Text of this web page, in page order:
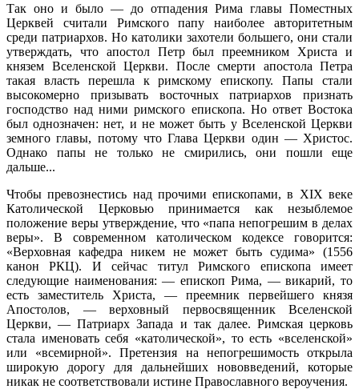
Так оно и было — до отпадения Рима главы Поместных
Церквей считали Римского папу наиболее авторитетным
среди патриархов. Но католики захотели большего, они стали
утверждать, что апостол Петр был преемником Христа и
князем Вселенской Церкви. После смерти апостола Петра
такая власть перешла к римскому епископу. Папы стали
высокомерно призывать восточных патриархов признать
господство над ними римского епископа. Но ответ Востока
был однозначен: нет, и не может быть у Вселенской Церкви
земного главы, потому что Глава Церкви один — Христос.
Однако папы не только не смирились, они пошли еще
дальше...
Чтобы превознестись над прочими епископами, в XIX веке
Католической Церковью принимается как незыблемое
положение веры утверждение, что «папа непогрешим в делах
веры». В современном католическом кодексе говорится:
«Верховная кафедра никем не может быть судима» (1556
канон РКЦ). И сейчас титул Римского епископа имеет
следующие наименования: — епископ Рима, — викарий, то
есть заместитель Христа, — преемник первейшего князя
Апостолов, — верховный первосвященник Вселенской
Церкви, — Патриарх Запада и так далее. Римская церковь
стала именовать себя «католической», то есть «вселенской»
или «всемирной». Претензия на непогрешимость открыла
широкую дорогу для дальнейших нововведений, которые
никак не соответствовали истине Православного вероучения.